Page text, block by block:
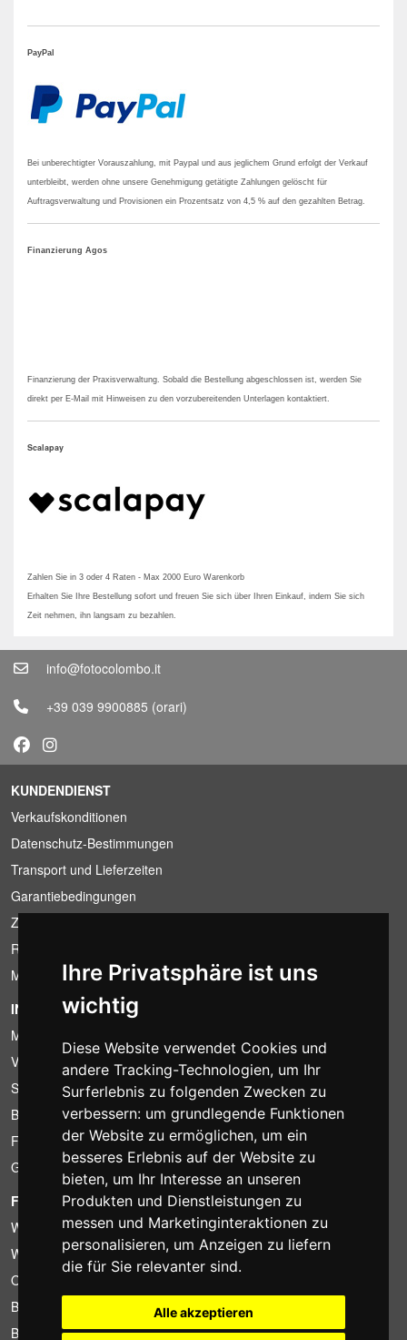
Ihre Privatsphäre ist uns
wichtig
Diese Website verwendet Cookies und
andere Tracking-Technologien, um Ihr
Surferlebnis zu folgenden Zwecken zu
verbessern: um grundlegende Funktionen
der Website zu ermöglichen, um ein
besseres Erlebnis auf der Website zu
bieten, um Ihr Interesse an unseren
Produkten und Dienstleistungen zu
messen und Marketinginteraktionen zu
personalisieren, um Anzeigen zu liefern
die für Sie relevanter sind.
Alle akzeptieren
PayPal
Bei unberechtigter Vorauszahlung, mit Paypal und aus jeglichem Grund erfolgt der Verkauf
unterbleibt, werden ohne unsere Genehmigung getätigte Zahlungen gelöscht für
Auftragsverwaltung und Provisionen ein Prozentsatz von 4,5 % auf den gezahlten Betrag.
Finanzierung Agos
Finanzierung der Praxisverwaltung. Sobald die Bestellung abgeschlossen ist, werden Sie
direkt per E-Mail mit Hinweisen zu den vorzubereitenden Unterlagen kontaktiert.
Scalapay
Zahlen Sie in 3 oder 4 Raten - Max 2000 Euro Warenkorb
Erhalten Sie Ihre Bestellung sofort und freuen Sie sich über Ihren Einkauf, indem Sie sich
Zeit nehmen, ihn langsam zu bezahlen.
info@fotocolombo.it
+39 039 9900885 (orari)
KUNDENDIENST
Verkaufskonditionen
Datenschutz-Bestimmungen
Transport und Lieferzeiten
Garantiebedingungen
Zahlungsbedingungen
Ruecktrittsrecht
MwSt-Bedingungen
INFORMATION
Mietbedingungen
Verkaufsangebote
Sparpakete
Billiger gefunden?
Finanzierung
Gebrauchtartikel
FOTOCOLOMBO.IT
Wer wir sind
Wo wir sind
Oeffnungszeiten
Bewertungen auf Trovaprezzi
Bewertungen auf Google